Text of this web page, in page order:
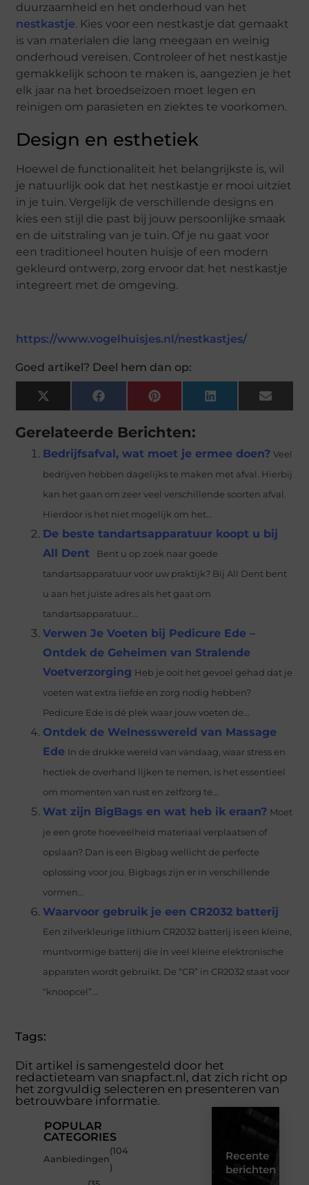
duurzaamheid en het onderhoud van het
nestkastje. Kies voor een nestkastje dat gemaakt
is van materialen die lang meegaan en weinig
onderhoud vereisen. Controleer of het nestkastje
gemakkelijk schoon te maken is, aangezien je het
elk jaar na het broedseizoen moet legen en
reinigen om parasieten en ziektes te voorkomen.
Design en esthetiek
Hoewel de functionaliteit het belangrijkste is, wil
je natuurlijk ook dat het nestkastje er mooi uitziet
in je tuin. Vergelijk de verschillende designs en
kies een stijl die past bij jouw persoonlijke smaak
en de uitstraling van je tuin. Of je nu gaat voor
een traditioneel houten huisje of een modern
gekleurd ontwerp, zorg ervoor dat het nestkastje
integreert met de omgeving.
https://www.vogelhuisjes.nl/nestkastjes/
Goed artikel? Deel hem dan op:
X
(Twitter)
FacebookPinterestLinkedInEmail
Gerelateerde Berichten:
Bedrijfsafval, wat moet je ermee doen? Veel
bedrijven hebben dagelijks te maken met afval. Hierbij
kan het gaan om zeer veel verschillende soorten afval.
Hierdoor is het niet mogelijk om het...
De beste tandartsapparatuur koopt u bij
All Dent
Bent u op zoek naar goede
tandartsapparatuur voor uw praktijk? Bij All Dent bent
u aan het juiste adres als het gaat om
tandartsapparatuur...
Verwen Je Voeten bij Pedicure Ede –
Ontdek de Geheimen van Stralende
Voetverzorging Heb je ooit het gevoel gehad dat je
voeten wat extra liefde en zorg nodig hebben?
Pedicure Ede is dé plek waar jouw voeten de...
Ontdek de Welnesswereld van Massage
Ede In de drukke wereld van vandaag, waar stress en
hectiek de overhand lijken te nemen, is het essentieel
om momenten van rust en zelfzorg te...
Wat zijn BigBags en wat heb ik eraan? Moet
je een grote hoeveelheid materiaal verplaatsen of
opslaan? Dan is een Bigbag wellicht de perfecte
oplossing voor jou. Bigbags zijn er in verschillende
vormen...
Waarvoor gebruik je een CR2032 batterij
Een zilverkleurige lithium CR2032 batterij is een kleine,
muntvormige batterij die in veel kleine elektronische
apparaten wordt gebruikt. De “CR” in CR2032 staat voor
“knoopcel”...
Tags:
Dit artikel is samengesteld door het
redactieteam van snapfact.nl, dat zich richt op
het zorgvuldig selecteren en presenteren van
betrouwbare informatie.
POPULAR
CATEGORIES
Aanbiedingen
(104
)
Recente
berichten